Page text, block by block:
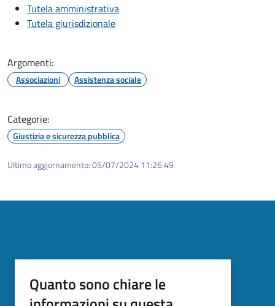
Tutela amministrativa
Tutela giurisdizionale
Argomenti:
Associazioni Assistenza sociale
Categorie:
Giustizia e sicurezza pubblica
Ultimo aggiornamento:05/07/2024 11:26.49
Quanto sono chiare le